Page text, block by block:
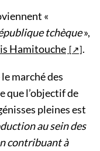
«
tchèque»,
Hamitouche .
marché des
que l’objectif de
pleines est
au sein des
contribuant à